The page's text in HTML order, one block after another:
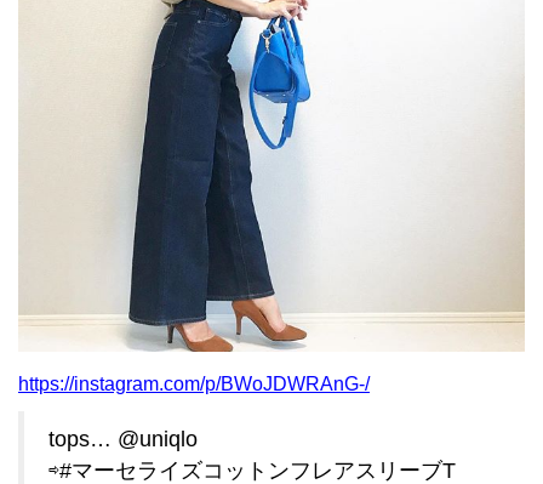
https://instagram.com/p/BWoJDWRAnG-/
tops… @uniqlo
⇨#マーセライズコットンフレアスリーブT